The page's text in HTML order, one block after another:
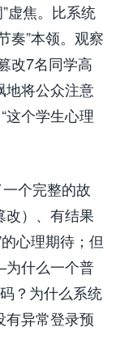
虚焦。比系统
奏”本领。观察
改7名同学高
将公众注意
这个学生心理
个完整的故
）、有结果
心理期待；但
什么一个普
？为什么系统
有异常登录预